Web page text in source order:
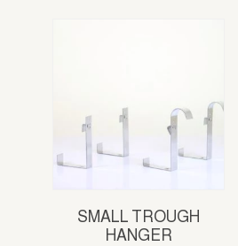
SMALL TROUGH
HANGER